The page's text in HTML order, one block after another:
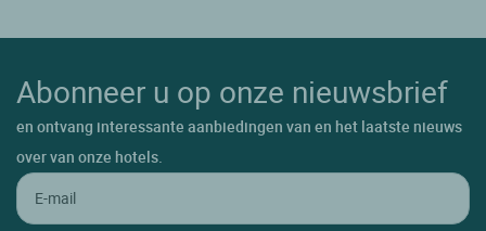
Abonneer u op onze nieuwsbrief
en ontvang interessante aanbiedingen van en het laatste nieuws
over van onze hotels.